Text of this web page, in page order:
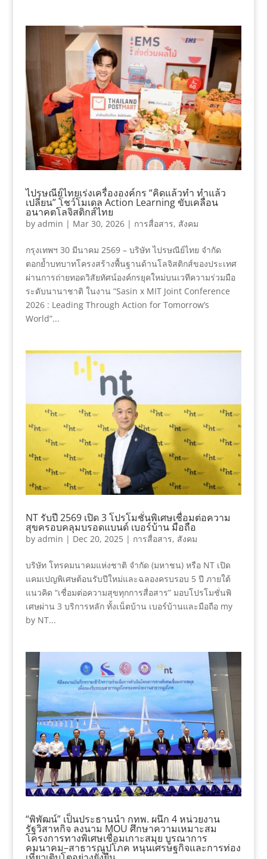
ไปรษณีย์ไทยเร่งเครื่ององค์กร “คิดแล้วทำ ทำแล้ว
เปลี่ยน” โชว์โมเดล Action Learning ขับเคลื่อน
อนาคตโลจิสติกส์ไทย
by admin | Mar 30, 2026| การสื่อสาร, สังคม
กรุงเทพฯ 30 มีนาคม 2569 – บริษัท ไปรษณีย์ไทย จำกัด
ตอกย้ำบทบาทโครงสร้างพื้นฐานด้านโลจิสติกส์ของประเทศ
ผ่านการถ่ายทอดวิสัยทัศน์องค์กรยุคใหม่บนเวทีความร่วมมือ
ระดับนานาชาติ ในงาน “Sasin x MIT Joint Conference
2026 : Leading Through Action for Tomorrow’s
World”...
NT รับปี 2569 เปิด 3 โปรโมชั่นพิเศษเชื่อมต่อความ
สุขครอบคลุมบรอดแบนด์ เบอร์บ้าน มือถือ
by admin | Dec 20, 2025| การสื่อสาร, สังคม
บริษัท โทรคมนาคมแห่งชาติ จำกัด (มหาชน) หรือ NT เปิด
แคมเปญพิเศษต้อนรับปีใหม่และฉลองครบรอบ 5 ปี ภายใต้
แนวคิด “เชื่อมต่อความสุขทุกการสื่อสาร” มอบโปรโมชั่นพิ
เศษผ่าน 3 บริการหลัก ทั้งเน็ตบ้าน เบอร์บ้านและมือถือ my
by NT...
“พิพัฒน์” เป็นประธานนำ กทพ. ผนึก 4 หน่วยงาน
รัฐวิสาหกิจ ลงนาม MOU ศึกษาความเหมาะสม
โครงการทางพิเศษเชื่อมเกาะสมุย บูรณาการ
คมนาคม–สาธารณูปโภค หนุนเศรษฐกิจและการท่อง